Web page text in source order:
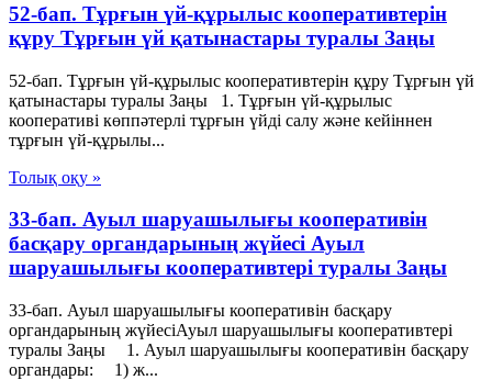
52-бап. Тұрғын үй-құрылыс кооперативтерін
құру Тұрғын үй қатынастары туралы Заңы
52-бап. Тұрғын үй-құрылыс кооперативтерін құру Тұрғын үй
қатынастары туралы Заңы 1. Тұрғын үй-құрылыс
кооперативі көппәтерлі тұрғын үйді салу және кейіннен
тұрғын үй-құрылы...
Толық оқу »
33-бап. Ауыл шаруашылығы кооперативін
басқару органдарының жүйесі Ауыл
шаруашылығы кооперативтері туралы Заңы
33-бап. Ауыл шаруашылығы кооперативін басқару
органдарының жүйесіАуыл шаруашылығы кооперативтері
туралы Заңы 1. Ауыл шаруашылығы кооперативін басқару
органдары: 1) ж...